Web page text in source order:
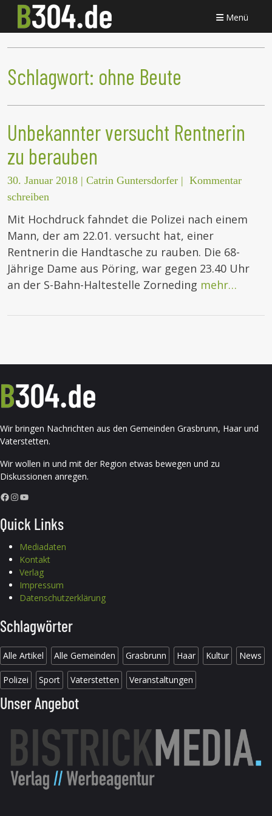
Menü
Schlagwort: ohne Beute
Unbekannter versucht Rentnerin
zu berauben
30. Januar 2018 | Catrin Guntersdorfer | Kommentar
schreiben
Mit Hochdruck fahndet die Polizei nach einem
Mann, der am 22.01. versucht hat, einer
Rentnerin die Handtasche zu rauben. Die 68-
Jährige Dame aus Pöring, war gegen 23.40 Uhr
an der S-Bahn-Haltestelle Zorneding mehr…
Wir bringen Nachrichten aus den Gemeinden Grasbrunn, Haar und
Vaterstetten.
Wir wollen in und mit der Region etwas bewegen und zu
Diskussionen anregen.
Facebook InstagramYouTube
Quick Links
Mediadaten
Kontakt
Verlag
Impressum
Datenschutzerklärung
Schlagwörter
Alle Artikel Alle Gemeinden Grasbrunn Haar Kultur News
Polizei Sport Vaterstetten Veranstaltungen
Unser Angebot